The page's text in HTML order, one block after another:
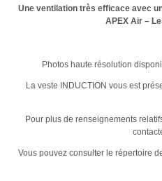
Une ventilation très efficace avec
APEX Air –
Photos haute résolution
La veste INDUCTION vous est
Pour plus de renseignements
Vous pouvez consulter le répertoire